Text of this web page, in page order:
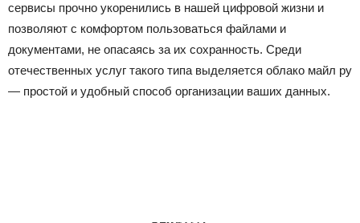
сервисы прочно укоренились в нашей цифровой жизни и
позволяют с комфортом пользоваться файлами и
документами, не опасаясь за их сохранность. Среди
отечественных услуг такого типа выделяется облако майл ру
— простой и удобный способ организации ваших данных.